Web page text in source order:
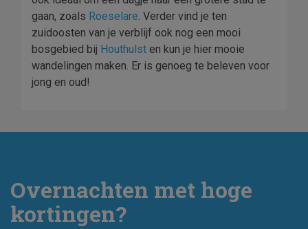
gaan, zoals Roeselare. Verder vind je ten
zuidoosten van je verblijf ook nog een mooi
bosgebied bij Houthulst en kun je hier mooie
wandelingen maken. Er is genoeg te beleven voor
jong en oud!
Overnachten met hoge
kortingen?